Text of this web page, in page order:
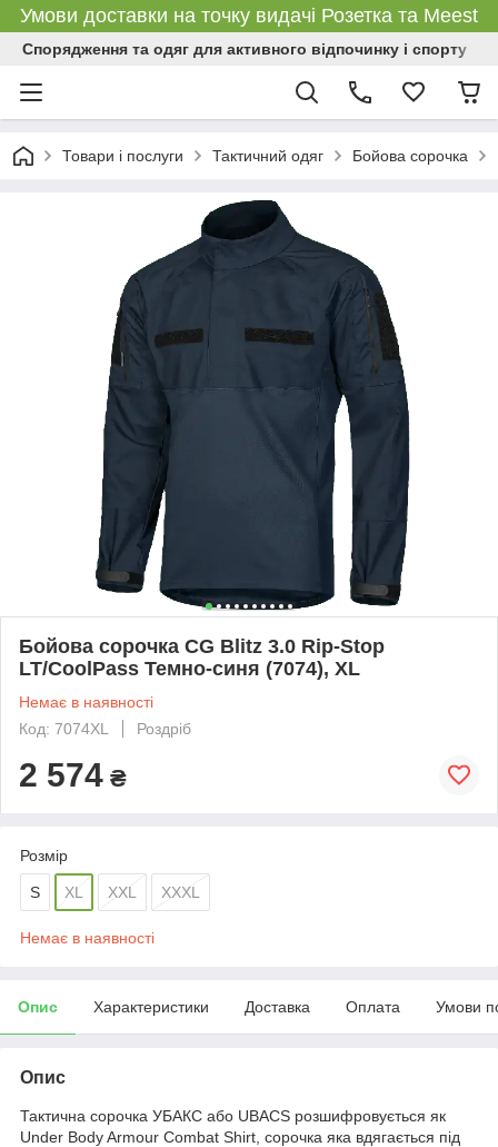
Умови доставки на точку видачі Розетка та Meest
Спорядження та одяг для активного відпочинку і спорту
Товари і послуги Тактичний одяг Бойова сорочка
Бойова сорочка CG Blitz 3.0 Rip-Stop
LT/CoolPass Темно-синя (7074), XL
Немає в наявності
Код: 7074XL
Роздріб
2 574 ₴
Розмір
S XL XXL XXXL
Немає в наявності
Опис Характеристики Доставка Оплата Умови
Опис
Тактична сорочка УБАКС або UBACS розшифровується як
Under Body Armour Combat Shirt, сорочка яка вдягається під